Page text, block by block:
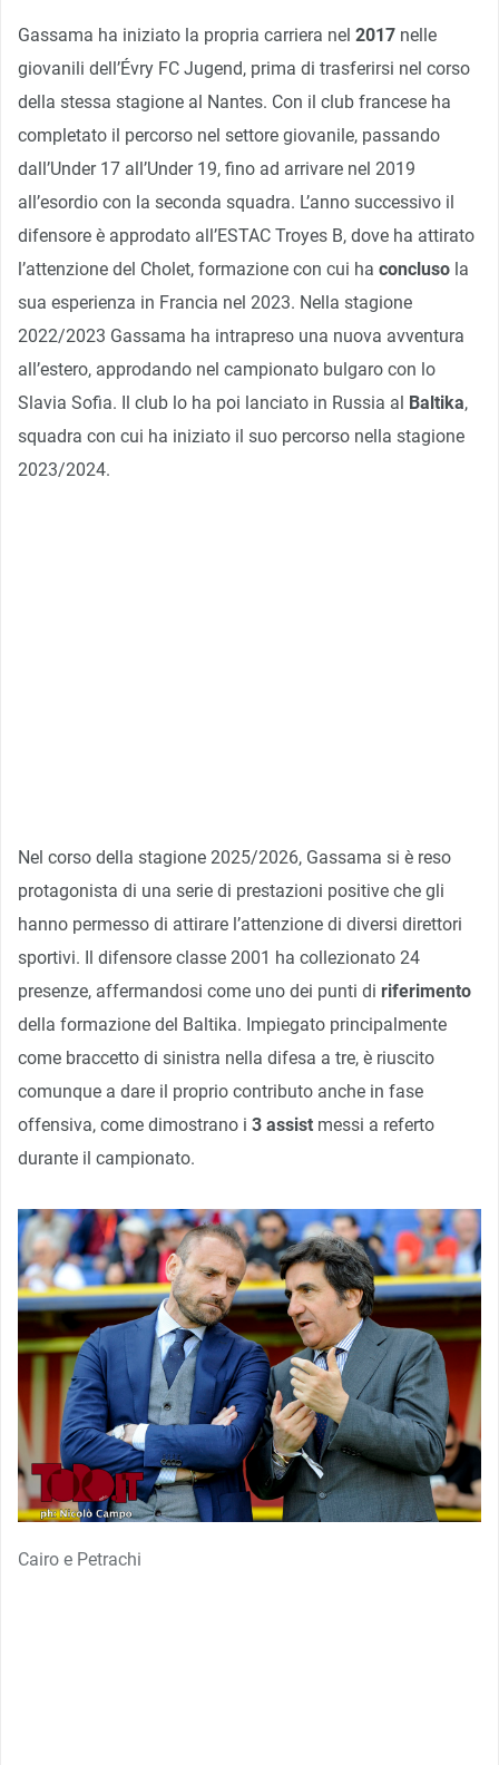
Gassama ha iniziato la propria carriera nel 2017 nelle
giovanili dell’Évry FC Jugend, prima di trasferirsi nel corso
della stessa stagione al Nantes. Con il club francese ha
completato il percorso nel settore giovanile, passando
dall’Under 17 all’Under 19, fino ad arrivare nel 2019
all’esordio con la seconda squadra. L’anno successivo il
difensore è approdato all’ESTAC Troyes B, dove ha attirato
l’attenzione del Cholet, formazione con cui ha concluso la
sua esperienza in Francia nel 2023. Nella stagione
2022/2023 Gassama ha intrapreso una nuova avventura
all’estero, approdando nel campionato bulgaro con lo
Slavia Sofia. Il club lo ha poi lanciato in Russia al Baltika,
squadra con cui ha iniziato il suo percorso nella stagione
2023/2024.
Nel corso della stagione 2025/2026, Gassama si è reso
protagonista di una serie di prestazioni positive che gli
hanno permesso di attirare l’attenzione di diversi direttori
sportivi. Il difensore classe 2001 ha collezionato 24
presenze, affermandosi come uno dei punti di riferimento
della formazione del Baltika. Impiegato principalmente
come braccetto di sinistra nella difesa a tre, è riuscito
comunque a dare il proprio contributo anche in fase
offensiva, come dimostrano i 3 assist messi a referto
durante il campionato.
Cairo e Petrachi